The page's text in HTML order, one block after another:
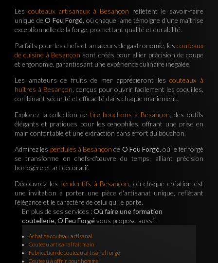
Les couteaux artisanaux à Besançon reflètent le savoir-faire
unique de O Feu Forgé , où chaque lame témoigne d'une maîtrise
exceptionnelle de la forge, promettant qualité et durabilité.
Parfaits pour les chefs et amateurs de gastronomie, les couteaux
de cuisine à Besançon sont créés pour allier précision de coupe
et ergonomie, garantissant une expérience culinaire inégalée.
Les amateurs de fruits de mer apprécieront lescouteaux à
huîtres à Besançon , conçus pour ouvrir facilement les coquilles,
combinant sécurité et efficacité dans chaque maniement.
Explorez la collection de tire-bouchons à Besançon , des outils
élégants et pratiques pour les œnophiles, offrant une prise en
main confortable et une extraction sans effort du bouchon.
Admirez les pendules à Besançon de O Feu Forgé , où le fer forgé
se transforme en chefs-d'œuvre du temps, alliant précision
horlogère et art décoratif.
Découvrez les pendentifs à Besançon , où chaque création est
une invitation à porter une pièce d'artisanat unique, reflétant
l'élégance et le caractère de celui qui le porte.
En plus de ses services :Où faire une formation
coutellerie, O Feu Forgévous propose aussi :
Achat de couteau artisanal
Couteau artisanal fait main
Fabrication de couteau artisanal forgé
Couteau à offrir pour homme